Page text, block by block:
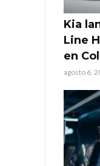
Kia
Line
en
agosto 6,